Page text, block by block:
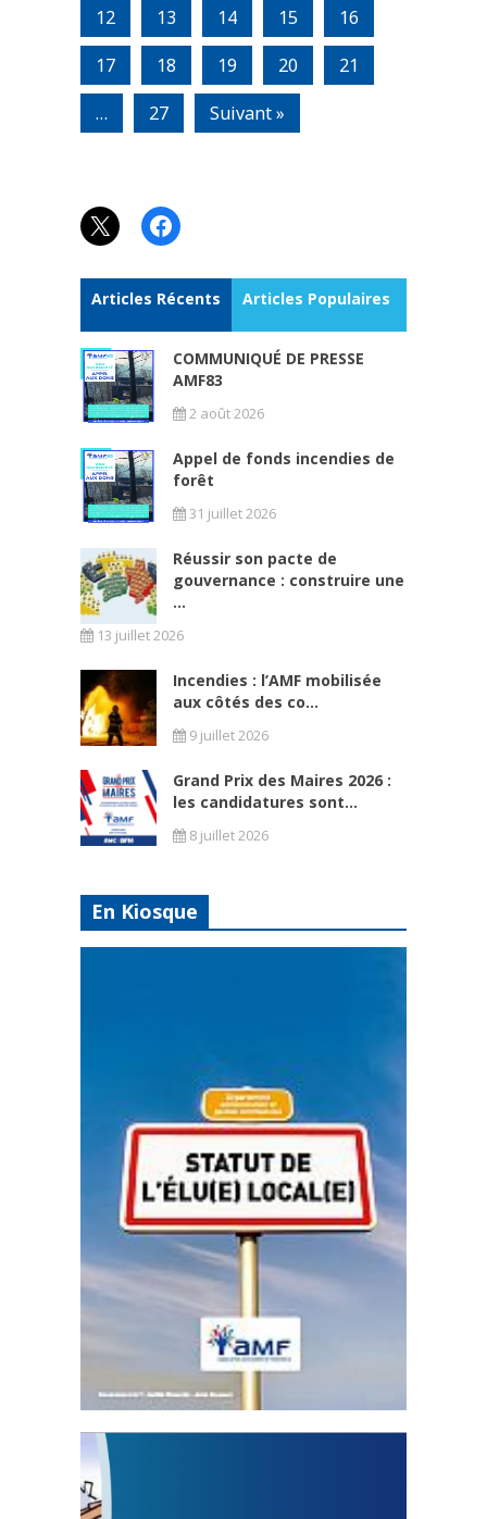
12 13 14 15
16
17
18 19 20
21
…
27 Suivant »
X Facebook
Articles Récents Articles Populaires
COMMUNIQUÉ DE PRESSE
AMF83
2 août 2026
Appel de fonds incendies de
forêt
31 juillet 2026
Réussir son pacte de
gouvernance : construire une
...
13 juillet 2026
Incendies : l’AMF mobilisée
aux côtés des co...
9 juillet 2026
Grand Prix des Maires 2026 :
les candidatures sont...
8 juillet 2026
En Kiosque
Statut de l’élu local
3 avril 2024
Mise à jour avril 2024